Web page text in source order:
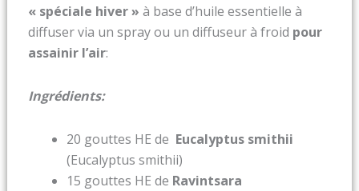
« spéciale hiver » à base d’huile essentielle à
diffuser via un spray ou un diffuseur à froid pour
assainir l’air:
Ingrédients:
20 gouttes HE de Eucalyptus smithii
(Eucalyptus smithii)
15 gouttes HE de Ravintsara